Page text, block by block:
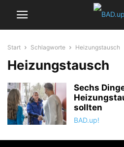
Start Schlagworte Heizungstausch
Heizungstausch
Sechs
sollten
BAD.up!